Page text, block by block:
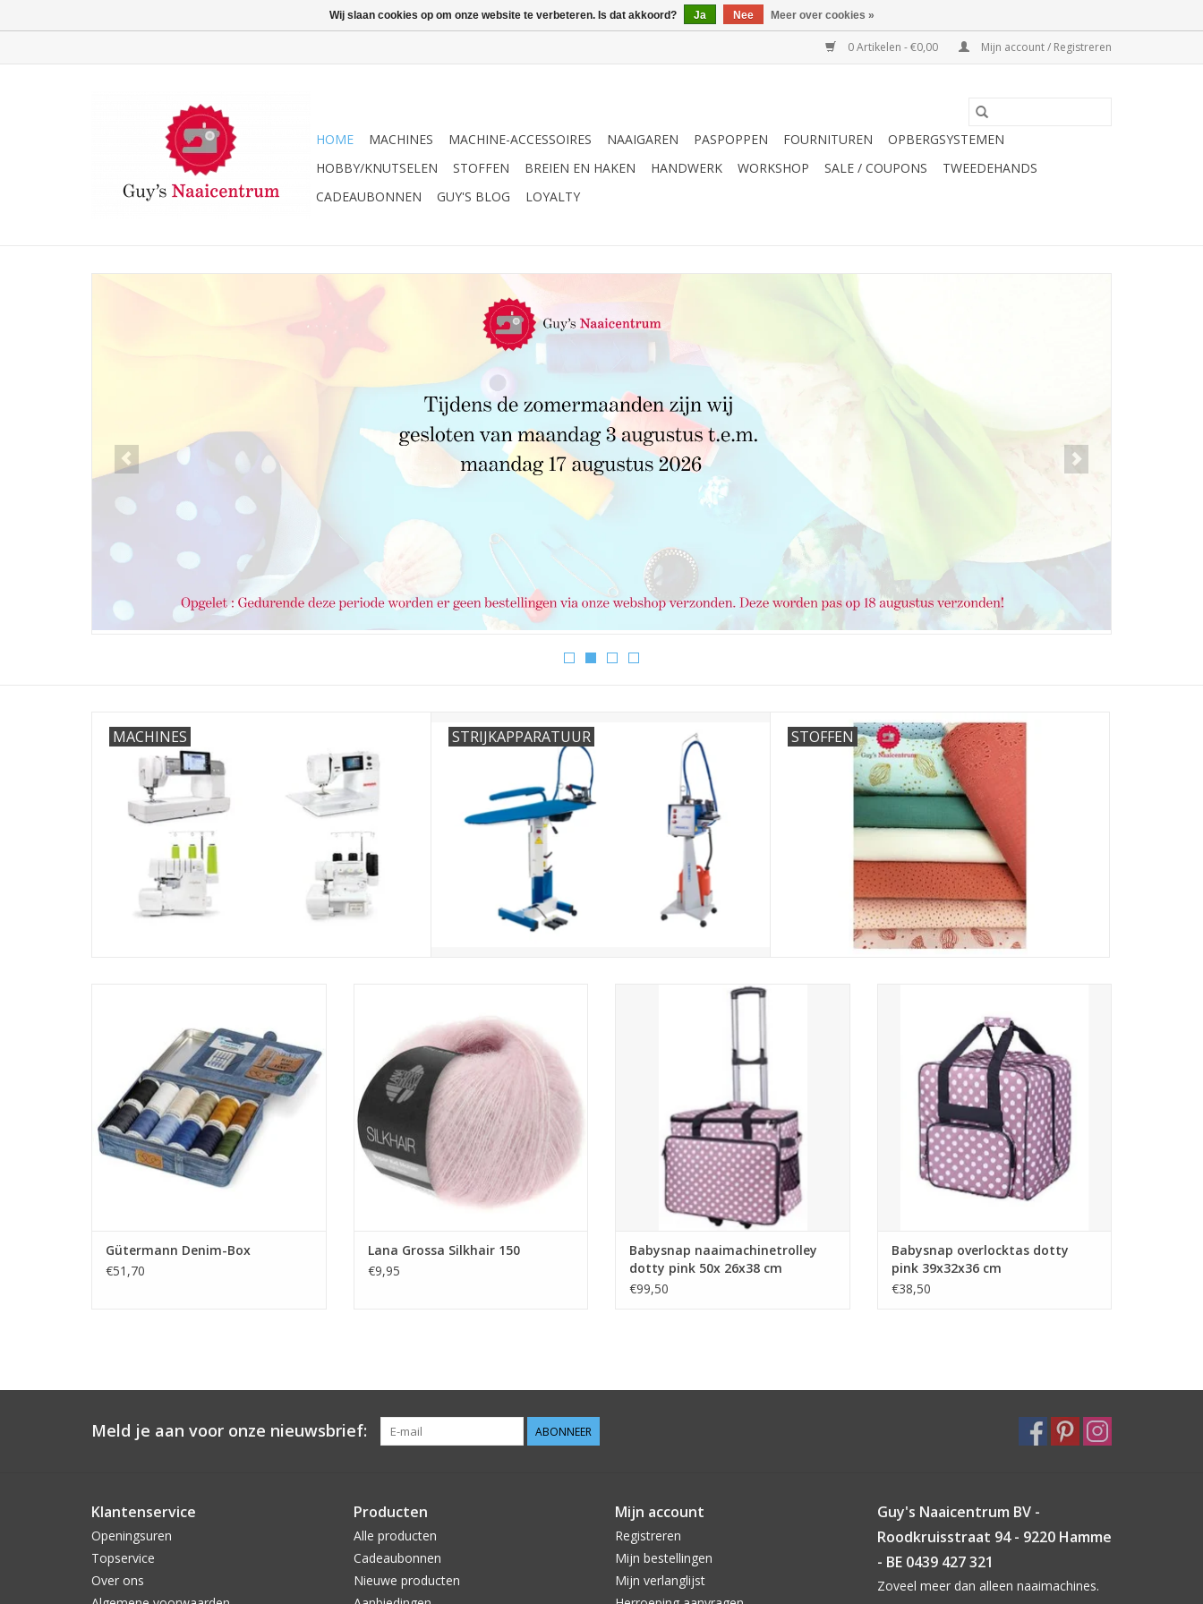
0 Artikelen - €0,00 Mijn account / Registreren
HOME MACHINES MACHINE-ACCESSOIRES NAAIGAREN PASPOPPEN FOURNITUREN
OPBERGSYSTEMEN
HOBBY/KNUTSELEN
STOFFEN BREIEN EN HAKEN HANDWERK WORKSHOP SALE / COUPONS
TWEEDEHANDS
CADEAUBONNEN
GUY'S BLOG LOYALTY
MACHINES STRIJKAPPARATUUR STOFFEN
Gütermann Denim-Box
€51,70
TOEVOEGEN AAN WINKELWAGEN
Lana Grossa Silkhair 150
€9,95
Babysnap naaimachinetrolley dotty pink
Babysnap naaimachinetrolley
dotty pink 50x 26x38 cm
€99,50
TOEVOEGEN AAN WINKELWAGEN
Babysnap overlocktas dotty
pink 39x32x36 cm
€38,50
Meld je aan voor onze nieuwsbrief: ABONNEER
Klantenservice
Openingsuren
Topservice
Over ons
Producten
Alle producten
Cadeaubonnen
Nieuwe producten
Mijn account
Registreren
Mijn bestellingen
Mijn verlanglijst
Guy's Naaicentrum BV -
Roodkruisstraat 94 - 9220 Hamme
- BE 0439 427 321
Zoveel meer dan alleen naaimachines.
Wij slaan cookies op om onze website te verbeteren. Is dat akkoord? Ja Nee Meer over cookies »